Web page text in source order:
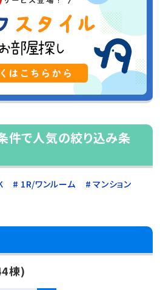
件で人気の絞り込み条
1R/ワンルーム
マンション
棟)